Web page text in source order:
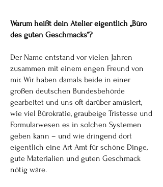
Warum heißt dein Atelier eigentlich „Büro
des guten Geschmacks“?
Der Name entstand vor vielen Jahren
zusammen mit einem engen Freund von
mir. Wir haben damals beide in einer
großen deutschen Bundesbehörde
gearbeitet und uns oft darüber amüsiert,
wie viel Bürokratie, graubeige Tristesse und
Formularwesen es in solchen Systemen
geben kann – und wie dringend dort
eigentlich eine Art Amt für schöne Dinge,
gute Materialien und guten Geschmack
nötig wäre.